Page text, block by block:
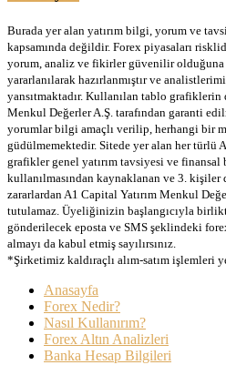
Burada yer alan yatırım bilgi, yorum ve
kapsamında değildir. Forex piyasaları
yorum, analiz ve fikirler güvenilir olduğuna
yararlanılarak hazırlanmıştır ve
yansıtmaktadır. Kullanılan tablo
Menkul Değerler A.Ş. tarafından garanti
yorumlar bilgi amaçlı verilip, herhangi bir
güdülmemektedir. Sitede yer alan her türlü
grafikler genel yatırım tavsiyesi ve
kullanılmasından kaynaklanan ve 3.
zararlardan A1 Capital Yatırım Menkul
tutulamaz. Üyeliğinizin başlangıcıyla
gönderilecek eposta ve SMS şeklindeki
almayı da kabul etmiş sayılırsınız.
*Şirketimiz kaldıraçlı alım-satım işlemleri
Anasayfa
Forex Nedir?
Nasıl Kullanırım?
Forex Altın Analizleri
Banka Hesap Bilgileri